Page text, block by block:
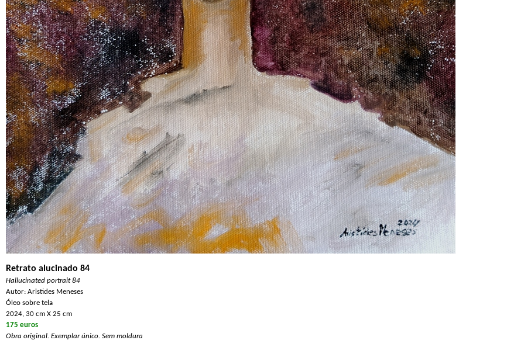
Retrato alucinado 84
Hallucinated portrait 84
Autor: Aristides Meneses
Óleo sobre tela
2024, 30 cm X 25 cm
175 euros
Obra original. Exemplar único. Sem moldura